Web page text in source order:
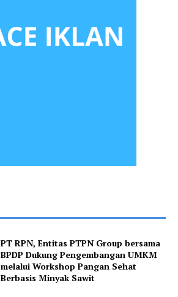
PT RPN, Entitas PTPN Group bersama
BPDP Dukung Pengembangan UMKM
melalui Workshop Pangan Sehat
Berbasis Minyak Sawit